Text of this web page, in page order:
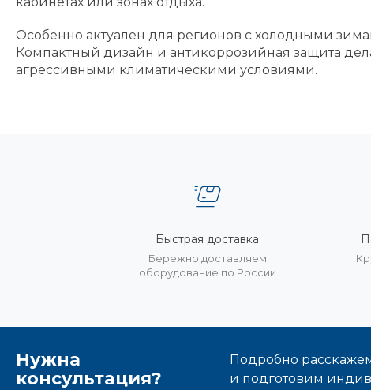
Особенно актуален для регионов с холодными
Компактный дизайн и антикоррозийная защита
агрессивными климатическими условиями.
Быстрая доставка
Бережно доставляем
оборудование по России
Нужна
консультация?
Подробно
и подготовим